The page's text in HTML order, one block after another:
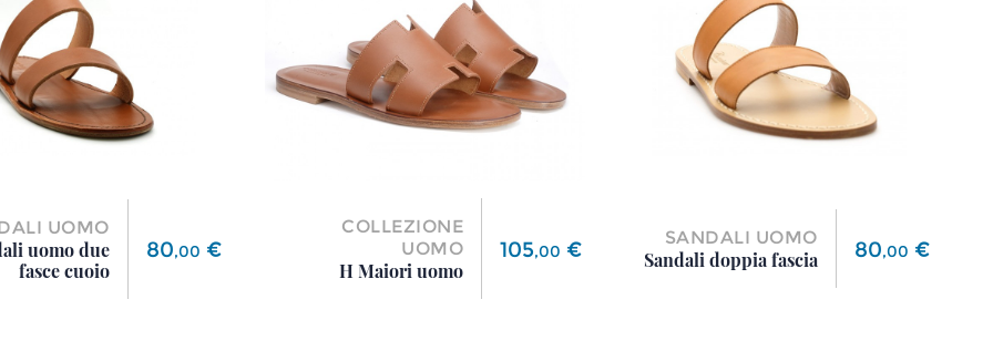
UOMO
uomo due
fasce cuoio
Prezzo
80,00 €
COLLEZIONE
UOMO
H Maiori uomo
Prezzo
105,00 € SANDALI UOMO
Sandali doppia fascia
Prezzo
80,00 €